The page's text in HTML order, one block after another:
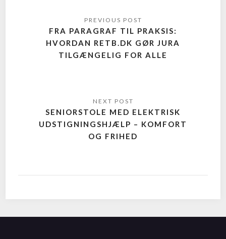
FRA PARAGRAF TIL PRAKSIS:
HVORDAN RETB.DK GØR JURA
TILGÆNGELIG FOR ALLE
SENIORSTOLE MED ELEKTRISK
UDSTIGNINGSHJÆLP – KOMFORT
OG FRIHED